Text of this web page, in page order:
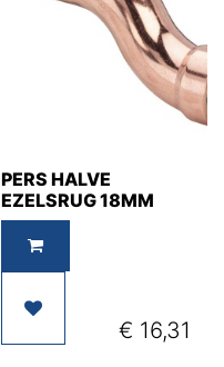
PERS HALVE
EZELSRUG 18MM
€ 16,31